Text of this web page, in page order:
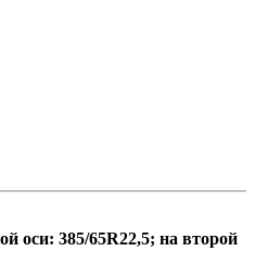
оси: 385/65R22,5; на второй